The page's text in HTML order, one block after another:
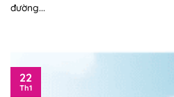
đường...
22
Th1